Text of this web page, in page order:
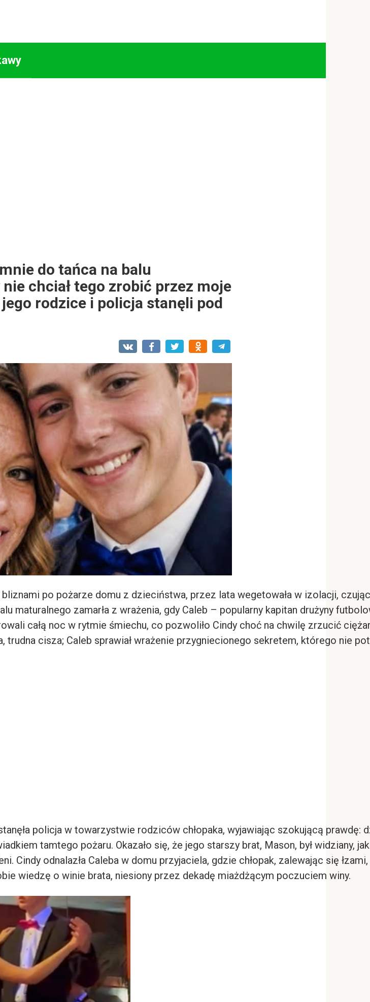
do tańca na balu
chciał tego zrobić przez moje
rodzice i policja stanęli pod
bliznami po pożarze domu z dzieciństwa, przez lata wegetowała w izolacji,
maturalnego zamarła z wrażenia, gdy Caleb – popularny kapitan drużyny
całą noc w rytmie śmiechu, co pozwoliło Cindy choć na chwilę zrzucić
trudna cisza; Caleb sprawiał wrażenie przygniecionego sekretem, którego nie
policja w towarzystwie rodziców chłopaka, wyjawiając szokującą prawdę:
tamtego pożaru. Okazało się, że jego starszy brat, Mason, był widziany,
Cindy odnalazła Caleba w domu przyjaciela, gdzie chłopak, zalewając się łzami,
wiedzę o winie brata, niesiony przez dekadę miażdżącym poczuciem winy.